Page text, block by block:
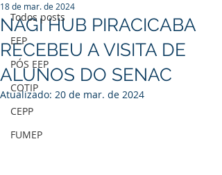
Todos posts
EEP
PÓS EEP
COTIP
CEPP
FUMEP
NAGI HUB PIRACICABA
RECEBEU A VISITA DE
ALUNOS DO SENAC
18 de mar. de 2024
Atualizado: 20 de mar. de 2024